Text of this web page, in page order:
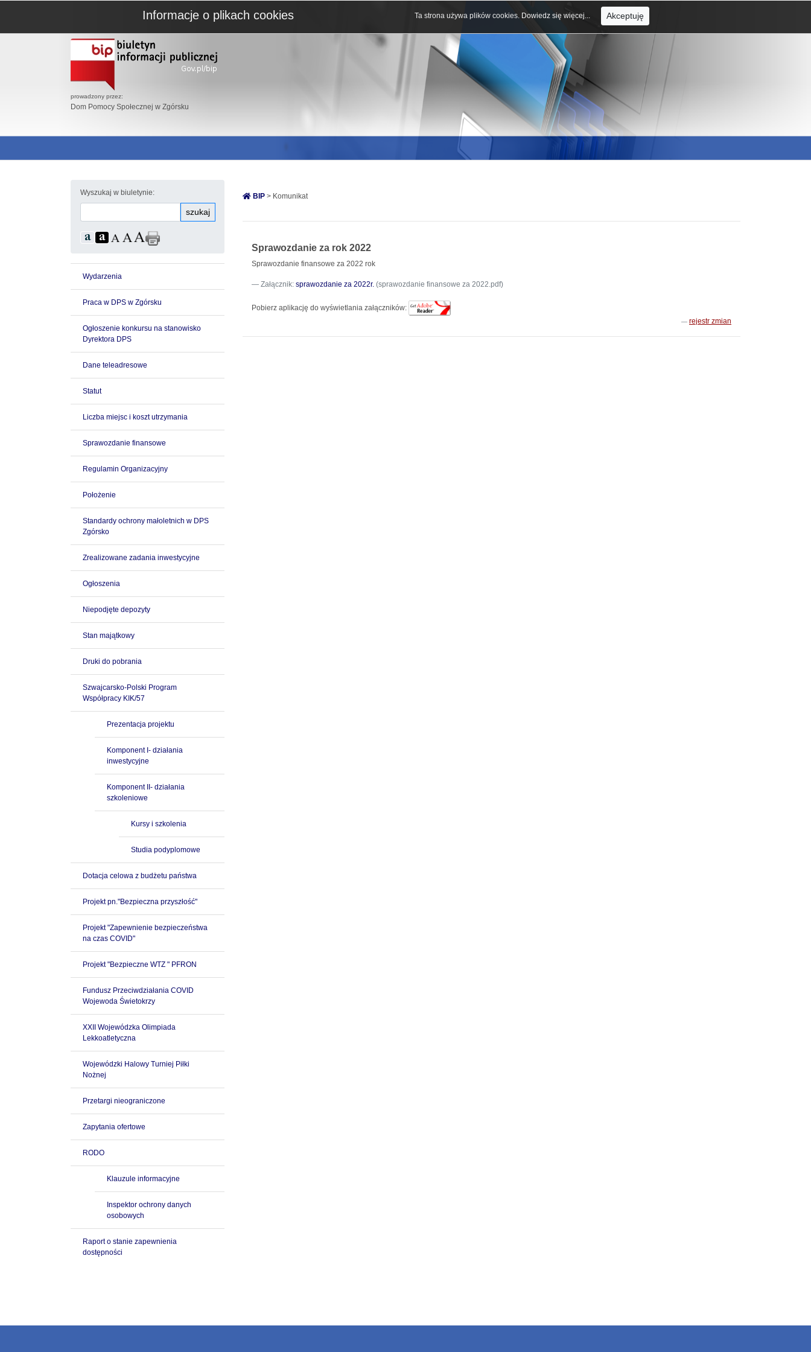
prowadzony przez:
Dom Pomocy Społecznej w Zgórsku
Wyszukaj w biuletynie:
szukaj
Wydarzenia
Praca w DPS w Zgórsku
Ogłoszenie konkursu na stanowisko
Dyrektora DPS
Dane teleadresowe
Statut
Liczba miejsc i koszt utrzymania
Sprawozdanie finansowe
Regulamin Organizacyjny
Położenie
Standardy ochrony małoletnich w DPS
Zgórsko
Zrealizowane zadania inwestycyjne
Ogłoszenia
Niepodjęte depozyty
Stan majątkowy
Druki do pobrania
Szwajcarsko-Polski Program
Współpracy KIK/57
Prezentacja projektu
Komponent I- działania
inwestycyjne
Komponent II- działania
szkoleniowe
Kursy i szkolenia
Studia podyplomowe
Dotacja celowa z budżetu państwa
Projekt pn."Bezpieczna przyszłość"
Projekt "Zapewnienie bezpieczeństwa
na czas COVID"
Projekt "Bezpieczne WTZ " PFRON
Fundusz Przeciwdziałania COVID
Wojewoda Świetokrzy
XXII Wojewódzka Olimpiada
Lekkoatletyczna
Wojewódzki Halowy Turniej Piłki
Nożnej
Przetargi nieograniczone
Zapytania ofertowe
RODO
Klauzule informacyjne
Inspektor ochrony danych
osobowych
Raport o stanie zapewnienia
dostępności
BIP > Komunikat
Sprawozdanie za rok 2022
Sprawozdanie finansowe za 2022 rok
Załącznik: sprawozdanie za 2022r. (sprawozdanie finansowe za 2022.pdf)
Pobierz aplikację do wyświetlania załączników:
rejestr zmian
Informacje o plikach cookies Ta strona używa plików cookies. Dowiedz się więcej... Akceptuję